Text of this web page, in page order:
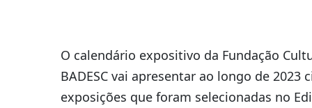
O calendário expositivo da Fundação
BADESC vai apresentar ao longo de 2023
exposições que foram selecionadas no